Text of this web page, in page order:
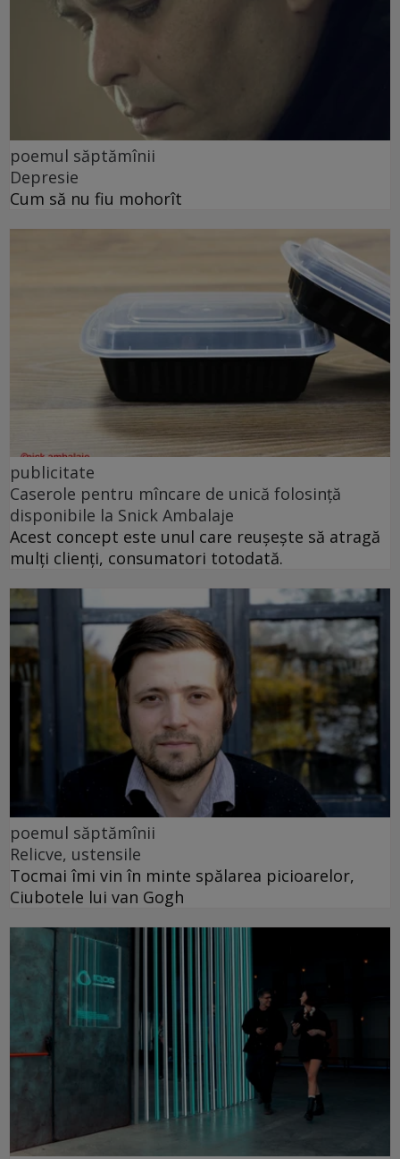
poemul săptămînii
Depresie
Cum să nu fiu mohorît
publicitate
Caserole pentru mîncare de unică folosință
disponibile la Snick Ambalaje
Acest concept este unul care reușește să atragă
mulți clienți, consumatori totodată.
poemul săptămînii
Relicve, ustensile
Tocmai îmi vin în minte spălarea picioarelor,
Ciubotele lui van Gogh